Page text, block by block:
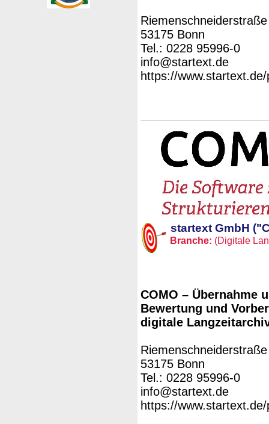
53175 Bonn
Tel.: 0228 95996-0
info@startext.de
https://
startext GmbH
Branche: (Digitale
COMO – Übernahme
Bewertung und
digitale
53175 Bonn
Tel.: 0228 95996-0
info@startext.de
https://